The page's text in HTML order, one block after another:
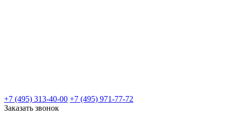
+7 (495) 313-40-00 +7 (495) 971-77-72
Заказать звонок